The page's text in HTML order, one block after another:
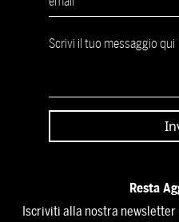
Resta
Iscriviti alla nostra newsletter